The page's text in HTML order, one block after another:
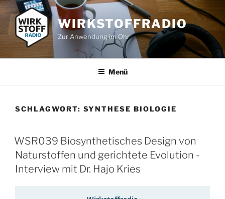
Zum
Inhalt
springen
WIRKSTOFFRADIO
Zur Anwendung im Ohr
Menü
SCHLAGWORT: SYNTHESE BIOLOGIE
WSR039 Biosynthetisches Design von
Naturstoffen und gerichtete Evolution -
Interview mit Dr. Hajo Kries